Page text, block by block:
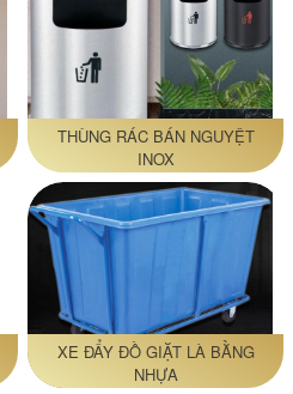
THÙNG RÁC BÁN NGUYỆT
INOX
XE ĐẨY ĐỒ GIẶT LÀ BẰNG
NHỰA